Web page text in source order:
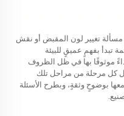
تغيير لون المقبض أو نقش
تبدأ بفهمٍ عميقٍ للبيئة
موثوقًا بها في ظل الظروف
كل مرحلة من مراحل تلك
بوضوحٍ وثقةٍ، وبطرح الأسئلة